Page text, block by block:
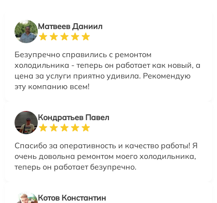
Матвеев Даниил
Безупречно справились с ремонтом
холодильника - теперь он работает как новый, а
цена за услуги приятно удивила. Рекомендую
эту компанию всем!
Кондратьев Павел
Спасибо за оперативность и качество работы! Я
очень довольна ремонтом моего холодильника,
теперь он работает безупречно.
Котов Константин